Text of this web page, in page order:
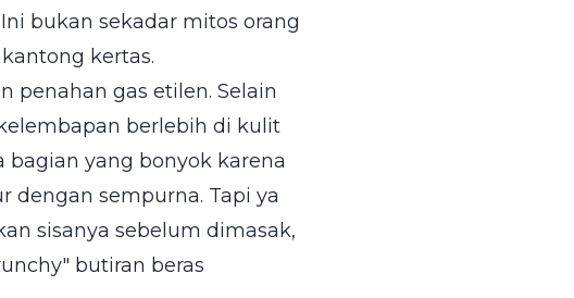
bukan sekadar mitos orang
kertas.
penahan gas etilen. Selain
berlebih di kulit
yang bonyok karena
dengan sempurna. Tapi ya
sisanya sebelum dimasak,
butiran beras